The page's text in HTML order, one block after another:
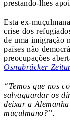
prestando-lhes
Esta ex-
crise dos
de uma imigração
países não
preocupações
Osnabrücker
“Temos que nos
salvaguardar os
deixar a
muçulmano?”.